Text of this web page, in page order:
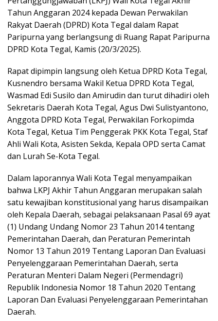
Tahun Anggaran 2024 kepada Dewan Perwakilan
Rakyat Daerah (DPRD) Kota Tegal dalam Rapat
Paripurna yang berlangsung di Ruang Rapat Paripurna
DPRD Kota Tegal, Kamis (20/3/2025).
Rapat dipimpin langsung oleh Ketua DPRD Kota Tegal,
Kusnendro bersama Wakil Ketua DPRD Kota Tegal,
Wasmad Edi Susilo dan Amirudin dan turut dihadiri oleh
Sekretaris Daerah Kota Tegal, Agus Dwi Sulistyantono,
Anggota DPRD Kota Tegal, Perwakilan Forkopimda
Kota Tegal, Ketua Tim Penggerak PKK Kota Tegal, Staf
Ahli Wali Kota, Asisten Sekda, Kepala OPD serta Camat
dan Lurah Se-Kota Tegal.
Dalam laporannya Wali Kota Tegal menyampaikan
bahwa LKPJ Akhir Tahun Anggaran merupakan salah
satu kewajiban konstitusional yang harus disampaikan
oleh Kepala Daerah, sebagai pelaksanaan Pasal 69 ayat
(1) Undang Undang Nomor 23 Tahun 2014 tentang
Pemerintahan Daerah, dan Peraturan Pemerintah
Nomor 13 Tahun 2019 Tentang Laporan Dan Evaluasi
Penyelenggaraan Pemerintahan Daerah, serta
Peraturan Menteri Dalam Negeri (Permendagri)
Republik Indonesia Nomor 18 Tahun 2020 Tentang
Laporan Dan Evaluasi Penyelenggaraan Pemerintahan
Daerah.